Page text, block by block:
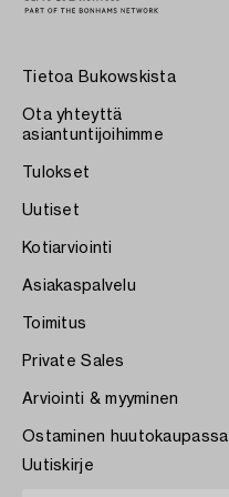
Tietoa Bukowskista
Ota yhteyttä
asiantuntijoihimme
Tulokset
Uutiset
Kotiarviointi
Asiakaspalvelu
Toimitus
Private Sales
Arviointi & myyminen
Ostaminen huutokaupassa
Uutiskirje